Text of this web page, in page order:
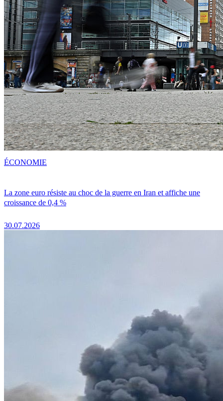
La zone euro résiste au choc de la guerre en Iran et affiche une
croissance de 0,4 %
30.07.2026
ÉCONOMIE